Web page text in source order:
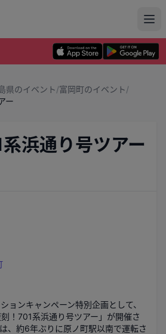
県のイベント/富岡町のイベント/
ー
浜通り号ツアー
ョンキャンペーン特別企画として、
刻！701系浜通り号ツアー」が開催さ
、約6年ぶりに原ノ町駅以南で運転さ